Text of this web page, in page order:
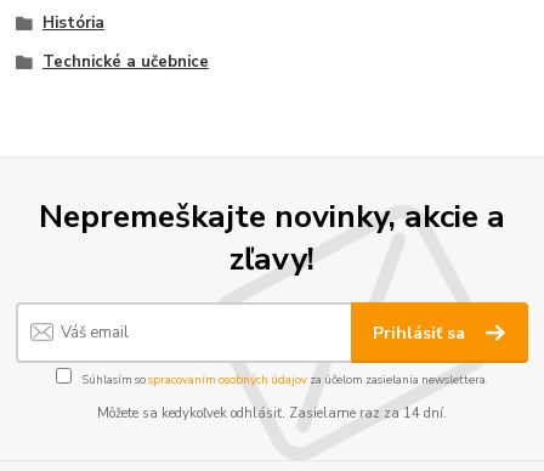
História
Technické a učebnice
Nepremeškajte novinky, akcie a
zľavy!
Prihlásiť sa
Súhlasím sospracovaním osobných údajov za účelom zasielania newslettera.
Môžete sa kedykoľvek odhlásiť. Zasielame raz za 14 dní.